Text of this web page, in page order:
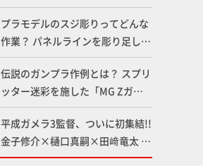
造形で登場！気になる仕様を試作
品の撮り下ろしでご紹介!!さらに
「大鉄人17」＆「ワンエイト」セ
ット情報もお届け！【超合金の
魂】
プラモデルのスジ彫りってどんな
作業？ パネルラインを彫り足して
作品を映えさせよう！【いまさら
聞けないプラモデルの基礎：スジ
彫りとパネルライン】
伝説のガンプラ作例とは？ スプリ
ッター迷彩を施した「MG Zガン
ダム アムロ・レイ仕様機」をMAX
渡辺がふたたび塗る!!【試し読
み】
平成ガメラ3監督、ついに初集結!!
金子修介×樋口真嗣×田﨑竜太 4
体のガメラを未来へつなぐ特別鼎